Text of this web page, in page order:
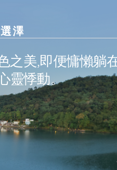
澤
之美,即便慵懶躺
靈悸動。